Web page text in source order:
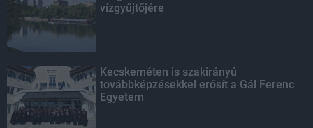
vízgyűjtőjére
Kecskeméten is szakirányú
továbbképzésekkel erősít a Gál Ferenc
Egyetem